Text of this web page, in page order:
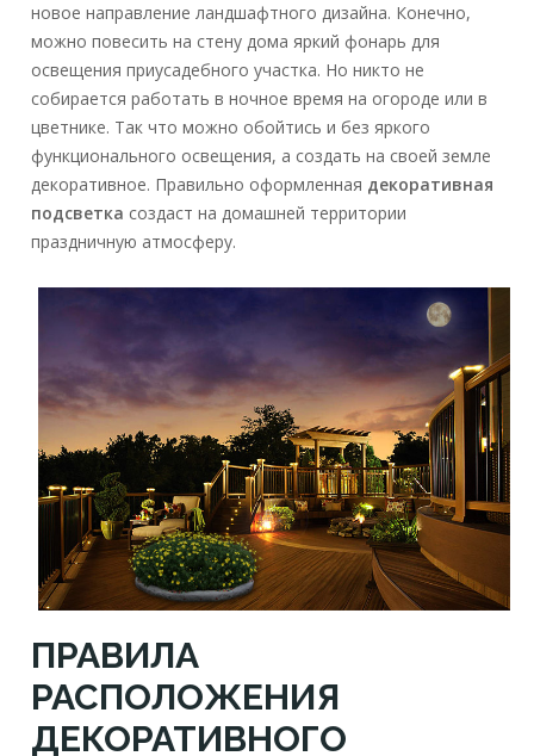
новое направление ландшафтного дизайна. Конечно,
можно повесить на стену дома яркий фонарь для
освещения приусадебного участка. Но никто не
собирается работать в ночное время на огороде или в
цветнике. Так что можно обойтись и без яркого
функционального освещения, а создать на своей земле
декоративное. Правильно оформленная декоративная
подсветка создаст на домашней территории
праздничную атмосферу.
ПРАВИЛА
РАСПОЛОЖЕНИЯ
ДЕКОРАТИВНОГО